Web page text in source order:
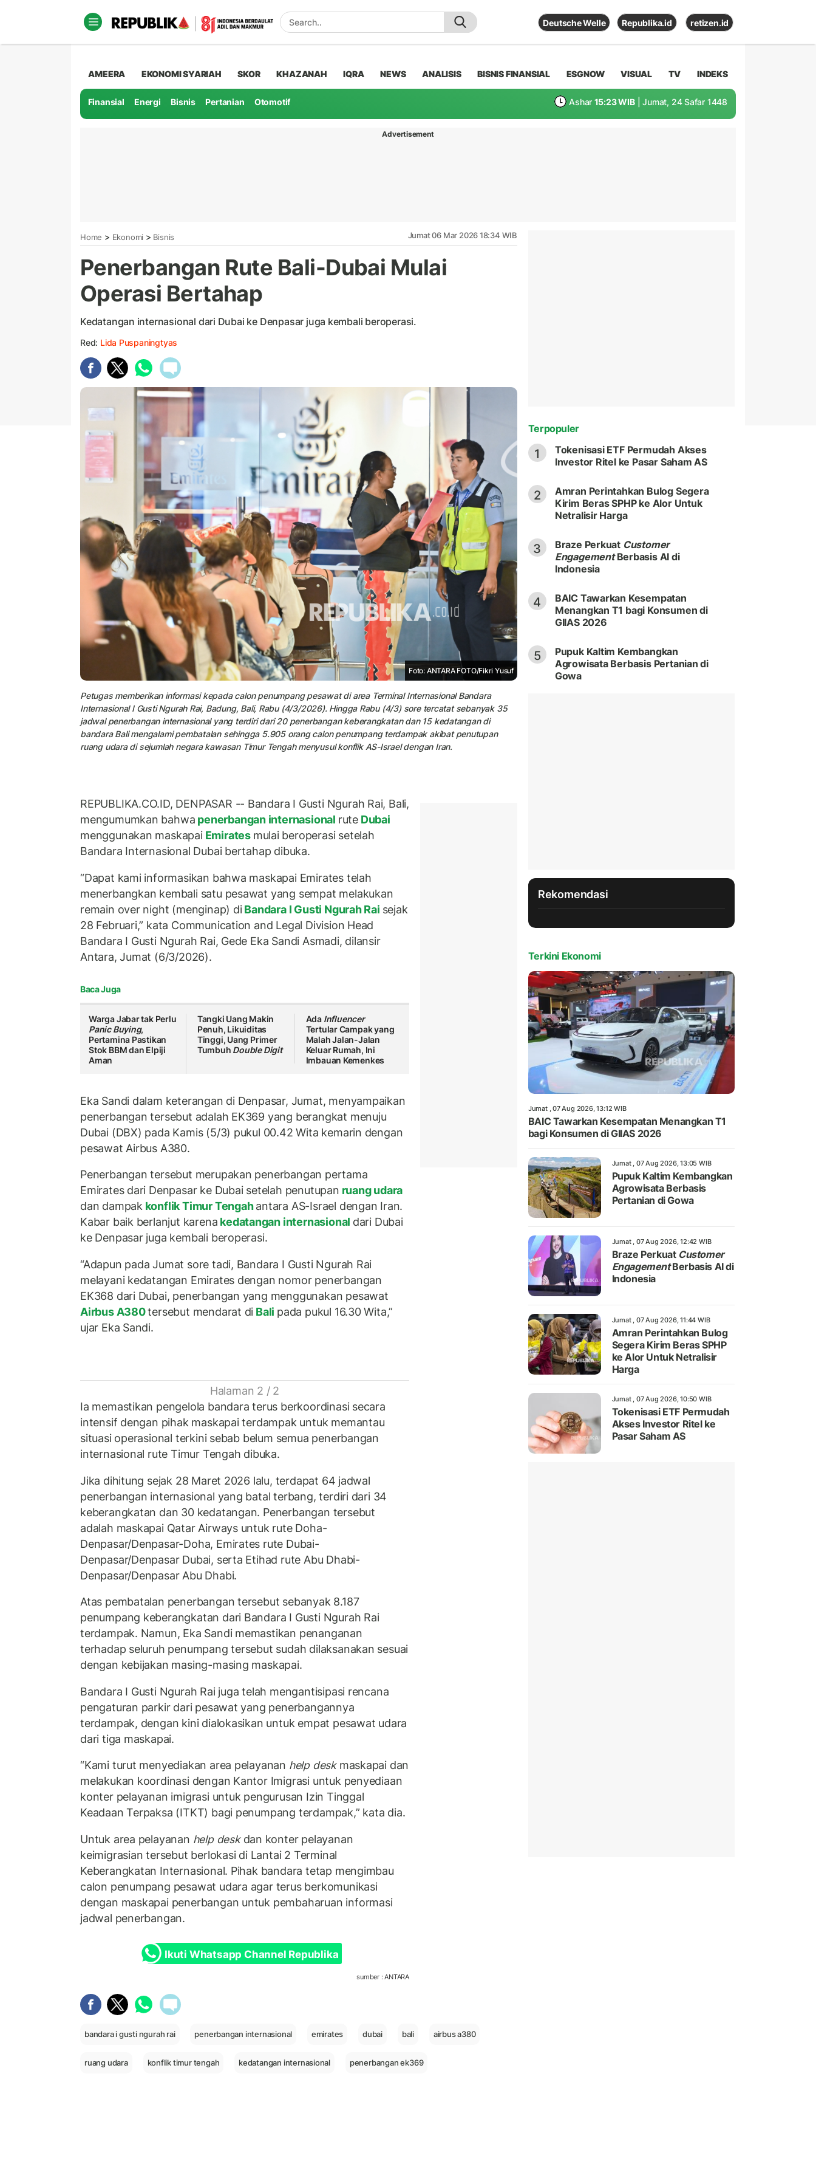
Deutsche Welle Republika.id retizen.id
AMEERA EKONOMI SYARIAH SKOR KHAZANAH IQRA NEWS ANALISIS BISNIS FINANSIAL ESGNOW VISUAL TV INDEKS
Finansial Energi Bisnis Pertanian Otomotif Ashar 15:23 WIB | Jumat, 24 Safar 1448
Advertisement
Home > Ekonomi > Bisnis Jumat 06 Mar 2026 18:34 WIB
Penerbangan Rute Bali-Dubai Mulai
Operasi Bertahap
Kedatangan internasional dari Dubai ke Denpasar juga kembali beroperasi.
Red: Lida Puspaningtyas
Foto: ANTARA FOTO/Fikri Yusuf
Petugas memberikan informasi kepada calon penumpang pesawat di area Terminal Internasional Bandara
Internasional I Gusti Ngurah Rai, Badung, Bali, Rabu (4/3/2026). Hingga Rabu (4/3) sore tercatat sebanyak 35
jadwal penerbangan internasional yang terdiri dari 20 penerbangan keberangkatan dan 15 kedatangan di
bandara Bali mengalami pembatalan sehingga 5.905 orang calon penumpang terdampak akibat penutupan
ruang udara di sejumlah negara kawasan Timur Tengah menyusul konflik AS-Israel dengan Iran.
REPUBLIKA.CO.ID, DENPASAR -- Bandara I Gusti Ngurah Rai, Bali,
mengumumkan bahwa penerbangan internasional ruteDubai
menggunakan maskapaiEmirates mulai beroperasi setelah
Bandara Internasional Dubai bertahap dibuka.
“Dapat kami informasikan bahwa maskapai Emirates telah
menerbangkan kembali satu pesawat yang sempat melakukan
remain over night (menginap) diBandara I Gusti Ngurah Rai sejak
28 Februari,” kata Communication and Legal Division Head
Bandara I Gusti Ngurah Rai, Gede Eka Sandi Asmadi, dilansir
Antara, Jumat (6/3/2026).
Baca Juga
Warga Jabar tak Perlu
Panic Buying,
Pertamina Pastikan
Stok BBM dan Elpiji
Aman
Tangki Uang Makin
Penuh, Likuiditas
Tinggi, Uang Primer
Tumbuh Double Digit
Ada Influencer
Tertular Campak yang
Malah Jalan-Jalan
Keluar Rumah, Ini
Imbauan Kemenkes
Eka Sandi dalam keterangan di Denpasar, Jumat, menyampaikan
penerbangan tersebut adalah EK369 yang berangkat menuju
Dubai (DBX) pada Kamis (5/3) pukul 00.42 Wita kemarin dengan
pesawat Airbus A380.
Penerbangan tersebut merupakan penerbangan pertama
Emirates dari Denpasar ke Dubai setelah penutupan ruang udara
dan dampak konflik Timur Tengahantara AS-Israel dengan Iran.
Kabar baik berlanjut karena kedatangan internasional dari Dubai
ke Denpasar juga kembali beroperasi.
“Adapun pada Jumat sore tadi, Bandara I Gusti Ngurah Rai
melayani kedatangan Emirates dengan nomor penerbangan
EK368 dari Dubai, penerbangan yang menggunakan pesawat
Airbus A380tersebut mendarat di Bali pada pukul 16.30 Wita,”
ujar Eka Sandi.
Halaman 2 / 2
Ia memastikan pengelola bandara terus berkoordinasi secara
intensif dengan pihak maskapai terdampak untuk memantau
situasi operasional terkini sebab belum semua penerbangan
internasional rute Timur Tengah dibuka.
Jika dihitung sejak 28 Maret 2026 lalu, terdapat 64 jadwal
penerbangan internasional yang batal terbang, terdiri dari 34
keberangkatan dan 30 kedatangan. Penerbangan tersebut
adalah maskapai Qatar Airways untuk rute Doha-
Denpasar/Denpasar-Doha, Emirates rute Dubai-
Denpasar/Denpasar Dubai, serta Etihad rute Abu Dhabi-
Denpasar/Denpasar Abu Dhabi.
Atas pembatalan penerbangan tersebut sebanyak 8.187
penumpang keberangkatan dari Bandara I Gusti Ngurah Rai
terdampak. Namun, Eka Sandi memastikan penanganan
terhadap seluruh penumpang tersebut sudah dilaksanakan sesuai
dengan kebijakan masing-masing maskapai.
Bandara I Gusti Ngurah Rai juga telah mengantisipasi rencana
pengaturan parkir dari pesawat yang penerbangannya
terdampak, dengan kini dialokasikan untuk empat pesawat udara
dari tiga maskapai.
“Kami turut menyediakan area pelayanan help deskmaskapai dan
melakukan koordinasi dengan Kantor Imigrasi untuk penyediaan
konter pelayanan imigrasi untuk pengurusan Izin Tinggal
Keadaan Terpaksa (ITKT) bagi penumpang terdampak,” kata dia.
Untuk area pelayanan help deskdan konter pelayanan
keimigrasian tersebut berlokasi di Lantai 2 Terminal
Keberangkatan Internasional. Pihak bandara tetap mengimbau
calon penumpang pesawat udara agar terus berkomunikasi
dengan maskapai penerbangan untuk pembaharuan informasi
jadwal penerbangan.
Ikuti Whatsapp Channel Republika
sumber : ANTARA
bandara i gusti ngurah rai penerbangan internasional emirates dubai bali airbus a380
ruang udara konflik timur tengah kedatangan internasional penerbangan ek369
Terpopuler
1
Tokenisasi ETF Permudah Akses
Investor Ritel ke Pasar Saham AS
2
Amran Perintahkan Bulog Segera
Kirim Beras SPHP ke Alor Untuk
Netralisir Harga
3 Braze Perkuat Customer
EngagementBerbasis AI di
Indonesia
4
BAIC Tawarkan Kesempatan
Menangkan T1 bagi Konsumen di
GIIAS 2026
5
Pupuk Kaltim Kembangkan
Agrowisata Berbasis Pertanian di
Gowa
Rekomendasi
Terkini Ekonomi
Jumat , 07 Aug 2026, 13:12 WIB
BAIC Tawarkan Kesempatan Menangkan T1
bagi Konsumen di GIIAS 2026
Jumat , 07 Aug 2026, 13:05 WIB
Pupuk Kaltim Kembangkan
Agrowisata Berbasis
Pertanian di Gowa
Jumat , 07 Aug 2026, 12:42 WIB
Braze Perkuat Customer
EngagementBerbasis AI di
Indonesia
Jumat , 07 Aug 2026, 11:44 WIB
Amran Perintahkan Bulog
Segera Kirim Beras SPHP
ke Alor Untuk Netralisir
Harga
Jumat , 07 Aug 2026, 10:50 WIB
Tokenisasi ETF Permudah
Akses Investor Ritel ke
Pasar Saham AS